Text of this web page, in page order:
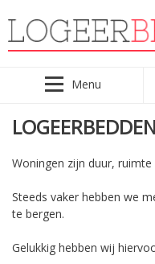
Menu
LOGEERBEDDEN
Woningen zijn duur, ruimte
Steeds vaker hebben we
te bergen.
Gelukkig hebben wij